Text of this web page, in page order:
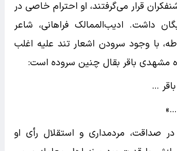
قرار می‌گرفتند، او احترام خاصی در
داشت. ادیب‌الممالک فراهانی، شاعر
با وجود سرودن اشعار تند علیه اغلب
مشهدی باقر بقال چنین سروده است:
…
در صداقت، مردمداری و استقلال رأی او